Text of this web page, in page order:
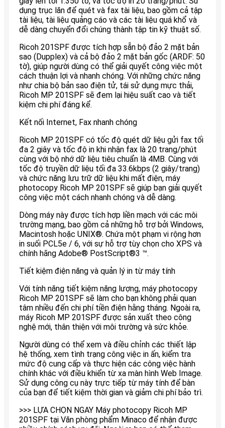
dụng trục lăn để quét và fax tài liệu, bao gồm cả tập
tài liệu, tài liệu quảng cáo và các tài liệu quá khổ và
dễ dàng chuyển đổi chúng thành tập tin kỹ thuật số.
Ricoh 201SPF được tích hợp sẵn bộ đảo 2 mặt bản
sao (Dupplex) và cả bộ đảo 2 mặt bản gốc (ARDF: 50
tờ), giúp người dùng có thể giải quyết công việc một
cách thuận lợi và nhanh chóng. Với những chức năng
như chia bộ bản sao điện tử, tái sử dụng mực thải,
Ricoh MP 201SPF sẽ đem lại hiệu suất cao và tiết
kiệm chi phí đáng kể.
Kết nối Internet, Fax nhanh chóng
Ricoh MP 201SPF có tốc độ quét dữ liệu gửi fax tối
đa 2 giây và tốc độ in khi nhận fax là 20 trang/phút
cùng với bộ nhớ dữ liệu tiêu chuẩn là 4MB. Cùng với
tốc độ truyền dữ liệu tối đa 33.6kbps (2 giây/trang)
và chức năng lưu trữ dữ liệu khi mất điện, máy
photocopy Ricoh MP 201SPF sẽ giúp bạn giải quyết
công việc một cách nhanh chóng và dễ dàng.
Dòng máy này được tích hợp liền mạch với các môi
trường mạng, bao gồm cả những hỗ trợ bởi Windows,
Macintosh hoặc UNIX®. Chứa một phạm vi rộng hơn
in suối PCL5e / 6, với sự hỗ trợ tùy chọn cho XPS và
chính hãng Adobe® PostScript®3 ™.
Tiết kiệm điện năng và quản lý in từ máy tính
Với tính năng tiết kiệm năng lượng, máy photocopy
Ricoh MP 201SPF sẽ làm cho bạn không phải quan
tâm nhiều đến chi phí tiền điện hằng tháng. Ngoài ra,
máy Ricoh MP 201SPF được sản xuất theo công
nghệ mới, thân thiện với môi trường và sức khỏe.
Người dùng có thể xem và điều chỉnh các thiết lập
hệ thống, xem tình trạng công việc in ấn, kiểm tra
mức độ cung cấp và thực hiện các công việc hành
chính khác với điều khiển từ xa màn hình Web Image.
Sử dụng công cụ này trực tiếp từ máy tính để bàn
của bạn để tiết kiệm thời gian và giảm chi phí bảo trì.
>>> LỰA CHỌN NGAY Máy photocopy Ricoh MP
201SPF tại Văn phòng phẩm Minaco để nhận được